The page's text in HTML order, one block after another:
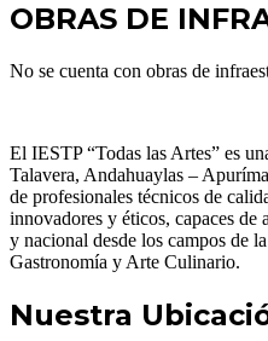
OBRAS DE
No se cuenta con obras de
El IESTP “Todas las Artes” es
Talavera, Andahuaylas –
de profesionales técnicos de
innovadores y éticos, capaces
y nacional desde los campos de
Gastronomía y Arte Culinario.
Nuestra